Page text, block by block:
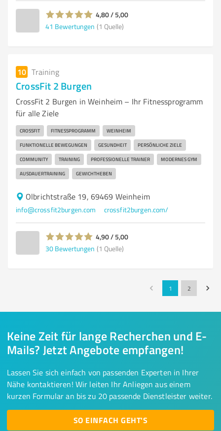
4,80 / 5,00
41 Bewertungen (1 Quelle)
10 Training
CrossFit 2 Burgen
CrossFit 2 Burgen in Weinheim – Ihr Fitnessprogramm
für alle Ziele
CROSSFIT FITNESSPROGRAMM WEINHEIM
FUNKTIONELLE BEWEGUNGEN GESUNDHEIT PERSÖNLICHE ZIELE
COMMUNITY TRAINING PROFESSIONELLE TRAINER MODERNES GYM
AUSDAUERTRAINING GEWICHTHEBEN
Olbrichtstraße 19, 69469 Weinheim
info@crossfit2burgen.com crossfit2burgen.com/
4,90 / 5,00
30 Bewertungen (1 Quelle)
1 2
Keine Zeit für lange Recherchen und E-
Mails? Jetzt Angebote empfangen!
Lassen Sie sich einfach von passenden Experten in Ihrer
Nähe kontaktieren! Wir leiten Ihr Anliegen aus einem
kurzen Formular an bis zu 20 passende Dienstleister weiter.
SO EINFACH GEHT'S